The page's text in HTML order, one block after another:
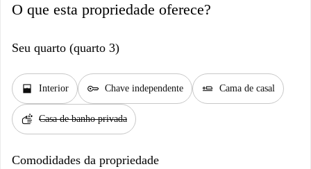
O que esta propriedade oferece?
Seu quarto (quarto 3)
window_open Interior key Chave independente airline_seat_flat Cama de casal
soap Casa de banho privada
Comodidades da propriedade